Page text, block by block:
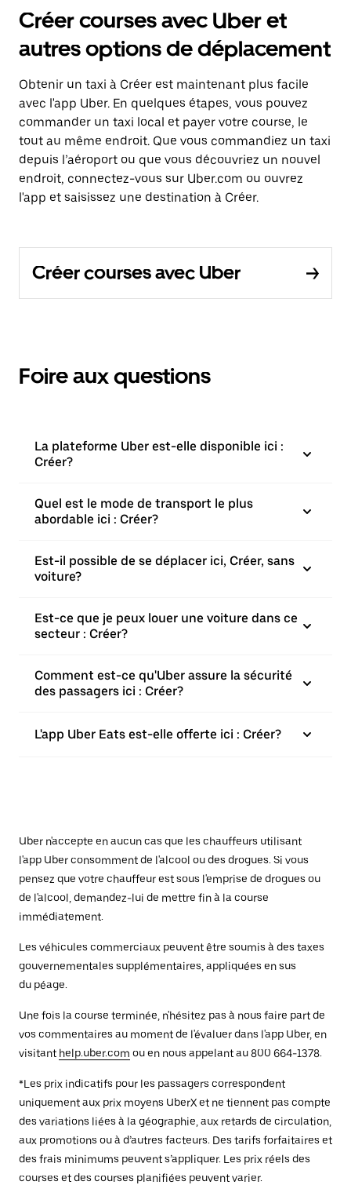
Créer courses avec Uber et
autres options de déplacement
Obtenir un taxi à Créer est maintenant plus facile
avec l'app Uber. En quelques étapes, vous pouvez
commander un taxi local et payer votre course, le
tout au même endroit. Que vous commandiez un taxi
depuis l’aéroport ou que vous découvriez un nouvel
endroit, connectez-vous sur Uber.com ou ouvrez
l'app et saisissez une destination à Créer.
Créer courses avec Uber
Foire aux questions
La plateforme Uber est-elle disponible ici :
Créer?
Quel est le mode de transport le plus
abordable ici : Créer?
Est-il possible de se déplacer ici, Créer, sans
voiture?
Est-ce que je peux louer une voiture dans ce
secteur : Créer?
Comment est-ce qu'Uber assure la sécurité
des passagers ici : Créer?
L'app Uber Eats est-elle offerte ici : Créer?
Uber n'accepte en aucun cas que les chauffeurs utilisant
l'app Uber consomment de l'alcool ou des drogues. Si vous
pensez que votre chauffeur est sous l'emprise de drogues ou
de l'alcool, demandez-lui de mettre fin à la course
immédiatement.
Les véhicules commerciaux peuvent être soumis à des taxes
gouvernementales supplémentaires, appliquées en sus
du péage.
Une fois la course terminée, n'hésitez pas à nous faire part de
vos commentaires au moment de l'évaluer dans l'app Uber, en
visitant help.uber.com ou en nous appelant au 800 664-1378.
*Les prix indicatifs pour les passagers correspondent
uniquement aux prix moyens UberX et ne tiennent pas compte
des variations liées à la géographie, aux retards de circulation,
aux promotions ou à d’autres facteurs. Des tarifs forfaitaires et
des frais minimums peuvent s’appliquer. Les prix réels des
courses et des courses planifiées peuvent varier.